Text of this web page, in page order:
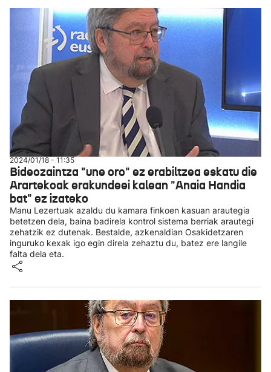
2024/01/18 - 11:35
Bideozaintza "une oro" ez erabiltzea eskatu die
Arartekoak erakundeei kalean "Anaia Handia
bat" ez izateko
Manu Lezertuak azaldu du kamara finkoen kasuan arautegia
betetzen dela, baina badirela kontrol sistema berriak arautegi
zehatzik ez dutenak. Bestalde, azkenaldian Osakidetzaren
inguruko kexak igo egin direla zehaztu du, batez ere langile
falta dela eta.